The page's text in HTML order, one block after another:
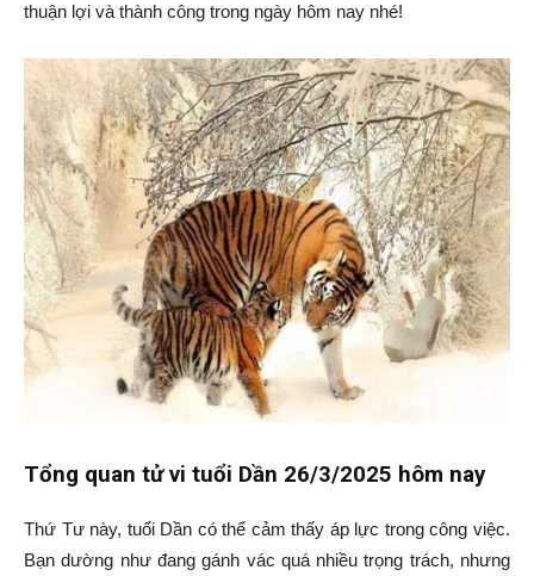
thuận lợi và thành công trong ngày hôm nay nhé!
Tổng quan tử vi tuổi Dần 26/3/2025 hôm nay
Thứ Tư này, tuổi Dần có thể cảm thấy áp lực trong công việc.
Bạn dường như đang gánh vác quá nhiều trọng trách, nhưng